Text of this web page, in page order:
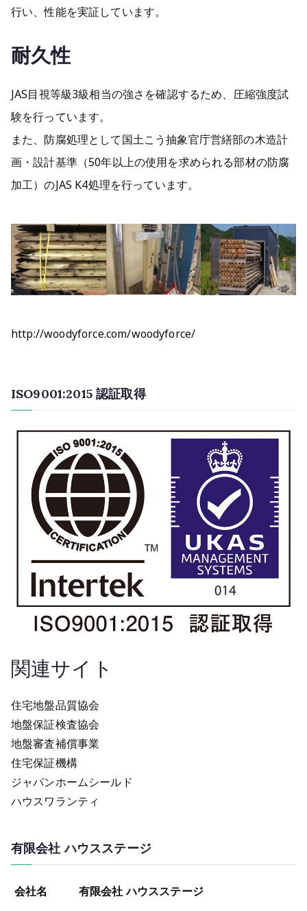
行い、性能を実証しています。
耐久性
JAS目視等級3級相当の強さを確認するため、圧縮強度試
験を行っています。
また、防腐処理として国土こう抽象官庁営繕部の木造計
画・設計基準（50年以上の使用を求められる部材の防腐
加工）のJAS K4処理を行っています。
http://woodyforce.com/woodyforce/
ISO9001:2015 認証取得
関連サイト
住宅地盤品質協会
地盤保証検査協会
地盤審査補償事業
住宅保証機構
ジャパンホームシールド
ハウスワランティ
有限会社 ハウスステージ
会社名 有限会社 ハウスステージ